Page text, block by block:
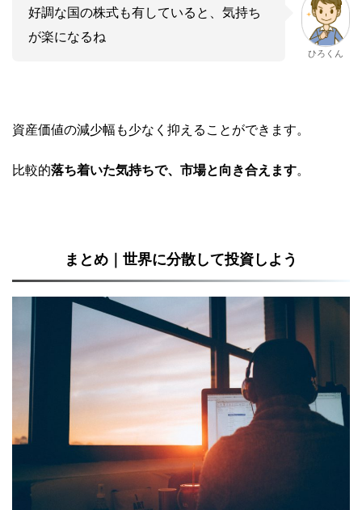
好調な国の株式も有していると、気持ち
が楽になるね
ひろくん
資産価値の減少幅も少なく抑えることができます。
比較的落ち着いた気持ちで、市場と向き合えます。
まとめ｜世界に分散して投資しよう